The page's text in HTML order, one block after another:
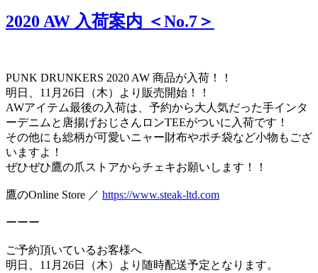
2020 AW 入荷案内 ＜No.7＞
PUNK DRUNKERS 2020 AW 商品が入荷！！
明日、11月26日（木）より販売開始！！
AWアイテム最後の入荷は、予約から大人気だった手インタ
ーデニムと唐揚げおじさんロンTEEがついに入荷です！
その他にも総柄が可愛いニャー財布やポチ袋など小物もござ
いますよ！
ぜひぜひ鷹の爪ストアからチェキお願いします！！
鷹のOnline Store ／ https://www.steak-ltd.com
ーーー
ご予約頂いているお客様へ
明日、11月26日（木）より随時配送予定となります。